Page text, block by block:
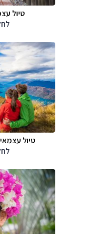
טיול
טיול